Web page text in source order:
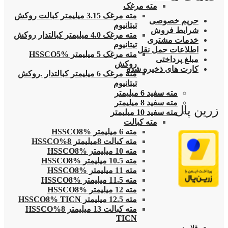
مته مرغک
مته مرغک 3.15 میلیمتر کبالت روکش
تیتانیوم
مته مرغک 4.0 میلیمتر کبالتدار روکش
تیتانیوم
مته مرغک 5 میلیمتر HSSCO5%
روکش
مته مرغک 6 میلیمتر کبالتدار .روکش
تیتانیوم
مته سفید 6 میلیمتر
مته سفید 8 میلیمتر
مته سفید 10 میلیمتر
مته کبالت
مته 6 میلیمتر HSSCO8%
مته کبالت 8میلیمتر 8%HSSCO
مته 10 میلیمتر HSSCO8%
مته 10.5 میلیمتر HSSCO8%
مته 11 میلیمتر HSSCO8%
مته 11.5 میلیمتر HSSCO8%
مته 12 میلیمتر HSSCO8%
مته 12.5 میلیمتر HSSCO8% TICN
مته کبالت 13 میلیمتر 8%HSSCO
TICN
حریم خصوصی
شرایط فروش
خدمات مشتری
اطلاعات حمل نقل
مبلغ پرداختی
کارت های ذخیره شده
زرین پال